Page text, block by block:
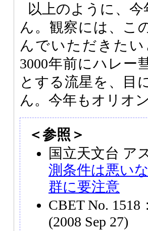
以上のように、
ん。観察には、こ
んでいただきた
3000年前にハレー
とする流星を、目
ん。今年もオリオ
＜参照＞
国立天文台 ア
測条件は悪い
群に要注意
CBET No. 1518
(2008 Sep 27)